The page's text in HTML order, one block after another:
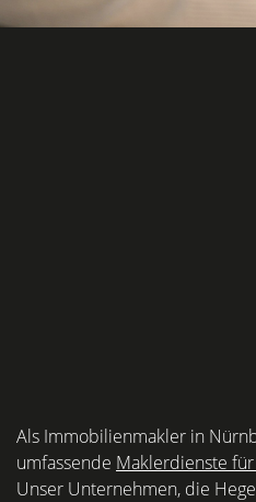
Als Immobilienmakler in
umfassende Maklerdienste
Unser Unternehmen, die